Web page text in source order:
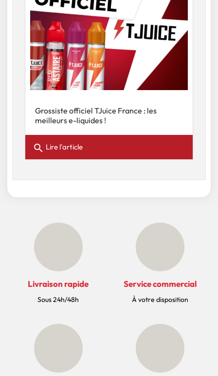
Grossiste officiel TJuice France : les
meilleurs e-liquides !
search Lire l'article
Livraison rapide
Sous 24h/48h
Service commercial
À votre disposition